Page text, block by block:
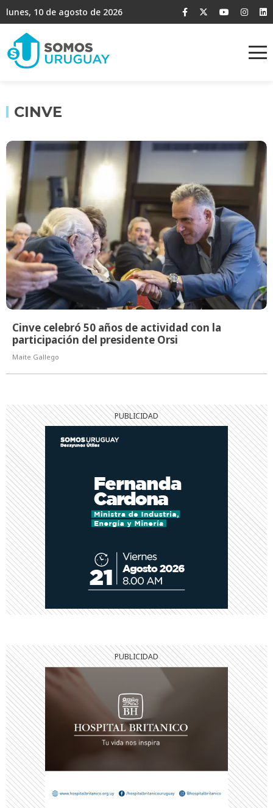
lunes, 10 de agosto de 2026
CINVE
Cinve celebró 50 años de actividad con la
participación del presidente Orsi
Maite Gallego